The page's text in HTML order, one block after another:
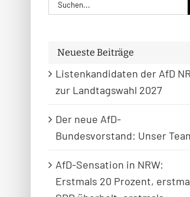
nach:
Neueste Beiträge
Listenkandidaten der AfD
zur Landtagswahl 2027
Der neue AfD-
Bundesvorstand: Unser
AfD-Sensation in NRW:
Erstmals 20 Prozent,